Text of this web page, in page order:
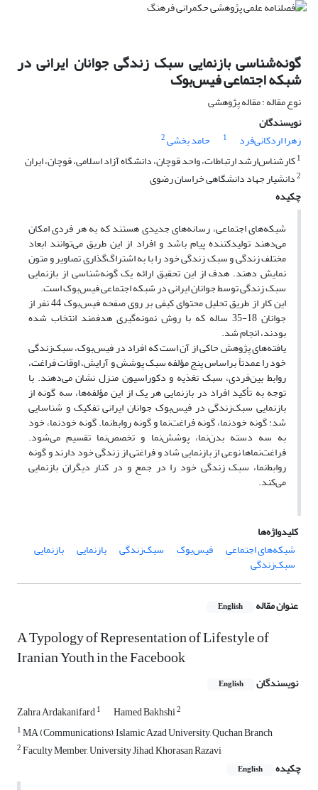
گونه‌شناسی بازنمایی سبک زندگی جوانان ایرانی در
شبکه اجتماعی فیس‌‌بوک
نوع مقاله : مقاله پژوهشی
نویسندگان
زهرا اردکانی‌فرد
1 حامد بخشی2
1کارشناس‌ارشد ارتباطات، واحد قوچان، دانشگاه آزاد اسلامی، قوچان، ایران
2دانشیار جهاد دانشگاهی خراسان رضوی
چکیده
شبکه‌های‌ اجتماعی، رسانه‌های‌ جدیدی هستند که به هر فردی امکان
می‌دهند تولیدکننده پیام باشد و افراد از این طریق می‌توانند ابعاد
مختلف زندگی و سبک زندگی خود را با به اشتراگ‌گذاری تصاویر و متون
نمایش دهند. هدف از این تحقیق ارائه یک گونه‌شناسی از بازنمایی
سبک زندگی توسط جوانان ایرانی در شبکه اجتماعی فیس‌‌بوک است.
این کار از طریق تحلیل محتوای کیفی بر روی صفحه فیس‌بوک 44 نفر از
جوانان 18-35 ساله که با روش نمونه‌گیری هدفمند انتخاب شده
بودند، انجام شد.
یافته‌های‌ پژوهش حاکی از آن است که افراد در فیس‌بوک، سبک‌زندگی
خود را عمدتاً براساس پنج مؤلفه سبک پوشش و آرایش، اوقات فراغت،
روابط بین‌فردی، سبک تغذیه و دکوراسیون منزل نشان می‌‌دهند. با
توجه به تأکید افراد در بازنمایی هر یک از این مؤلفه‌ها، سه گونه از
بازنمایی سبک‌زندگی در فیس‌بوک جوانان ایرانی تفکیک و شناسایی
شد: گونه خودنما، گونه فراغت‌نما و گونه روابط‌‌‌نما. گونه خود‌‌نما، خود
به سه دسته بدن‌‌نما، پوشش‌‌نما و تخصص‌‌نما تقسیم می‌‌شود.
فراغت‌‌نماها نوعی از بازنمایی شاد و فراغتی از زندگی خود دارند و گونه
روابط‌‌نما، سبک زندگی خود را در جمع و در کنار دیگران بازنمایی
می‌‌کند.
کلیدواژه‌ها
شبکه‌های‌ اجتماعی
فیس‌بوک سبک‌زندگی بازنمایی بازنمایی
سبک‌زندگی
عنوان مقاله English
A Typology of Representation of Lifestyle of
Iranian Youth in the Facebook
نویسندگان English
Zahra Ardakanifard1 Hamed Bakhshi2
1MA (Communications), Islamic Azad University, Quchan Branch
2Faculty Member, University Jihad, Khorasan Razavi
چکیده
English